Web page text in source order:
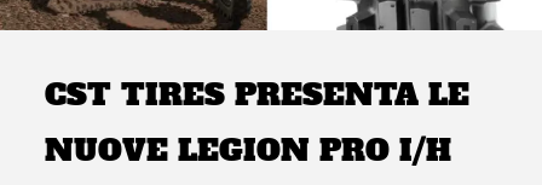
CST TIRES PRESENTA LE
NUOVE LEGION PRO I/H